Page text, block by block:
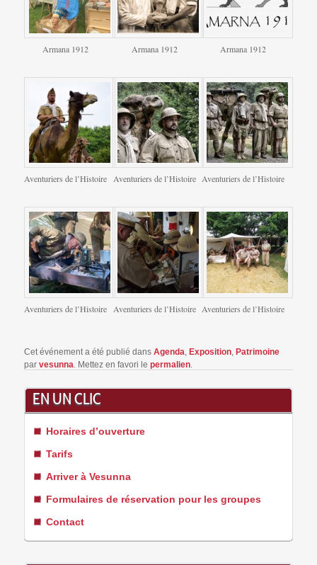
Armana 1912 Armana 1912 Armana 1912
Aventuriers de l’Histoire Aventuriers de l’Histoire Aventuriers de l’Histoire
Aventuriers de l’Histoire Aventuriers de l’Histoire Aventuriers de l’Histoire
Cet événement a été publié dansAgenda, Exposition, Patrimoine
parvesunna. Mettez en favori lepermalien.
EN UN CLIC
Horaires d’ouverture
Tarifs
Arriver à Vesunna
Formulaires de réservation pour les groupes
Contact